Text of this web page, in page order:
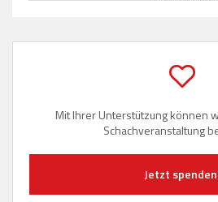
Mit Ihrer Unterstützung können
Schachveranstaltung
Jetzt